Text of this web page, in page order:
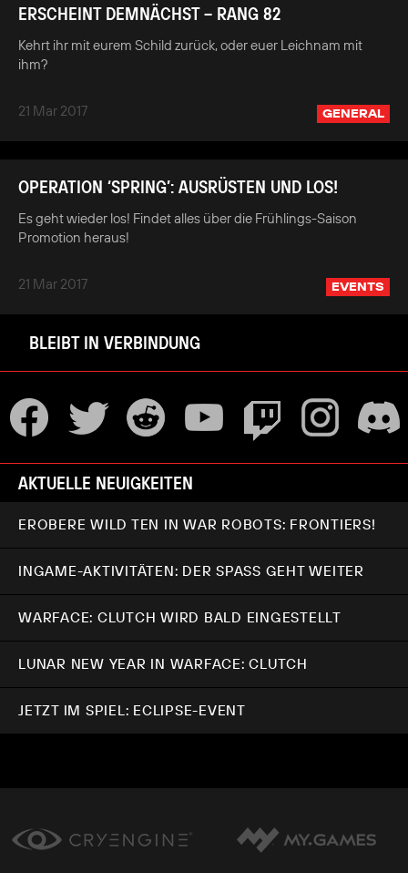
ERSCHEINT DEMNÄCHST – RANG 82
Kehrt ihr mit eurem Schild zurück, oder euer Leichnam mit
ihm?
21 Mar 2017 GENERAL
OPERATION ‘SPRING’: AUSRÜSTEN UND LOS!
Es geht wieder los! Findet alles über die Frühlings-Saison
Promotion heraus!
21 Mar 2017 EVENTS
BLEIBT IN VERBINDUNG
AKTUELLE NEUIGKEITEN
EROBERE WILD TEN IN WAR ROBOTS: FRONTIERS!
INGAME-AKTIVITÄTEN: DER SPASS GEHT WEITER
WARFACE: CLUTCH WIRD BALD EINGESTELLT
LUNAR NEW YEAR IN WARFACE: CLUTCH
JETZT IM SPIEL: ECLIPSE-EVENT